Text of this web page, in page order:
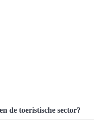
de toeristische sector?